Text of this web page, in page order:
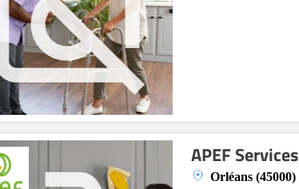
APEF Services
Orléans (45000)